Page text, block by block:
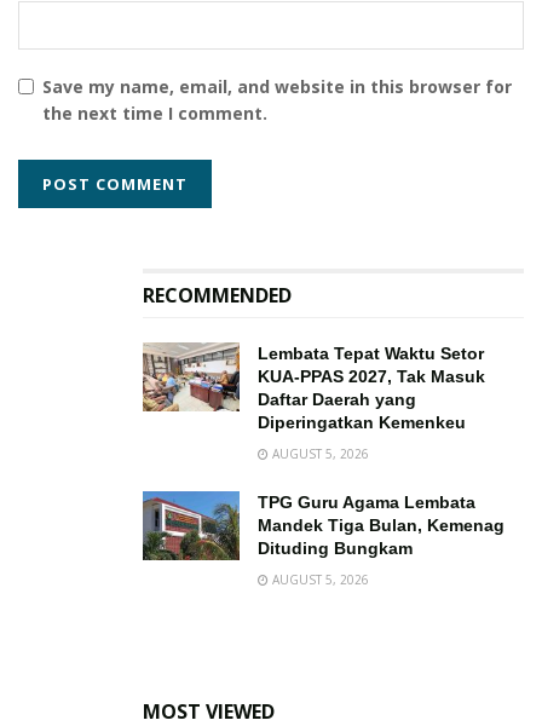
Save my name, email, and website in this browser for
the next time I comment.
RECOMMENDED
Lembata Tepat Waktu Setor
KUA-PPAS 2027, Tak Masuk
Daftar Daerah yang
Diperingatkan Kemenkeu
AUGUST 5, 2026
TPG Guru Agama Lembata
Mandek Tiga Bulan, Kemenag
Dituding Bungkam
AUGUST 5, 2026
MOST VIEWED